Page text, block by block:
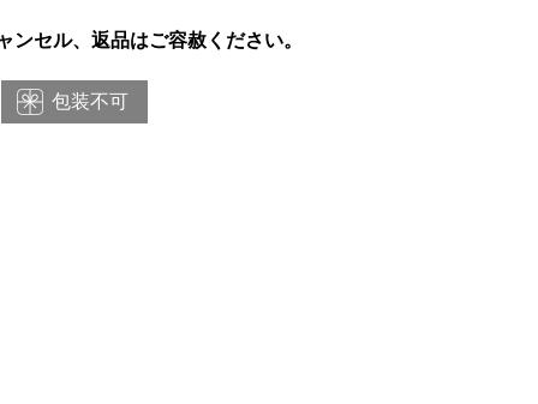
ンセル、返品はご容赦ください。
包装不可